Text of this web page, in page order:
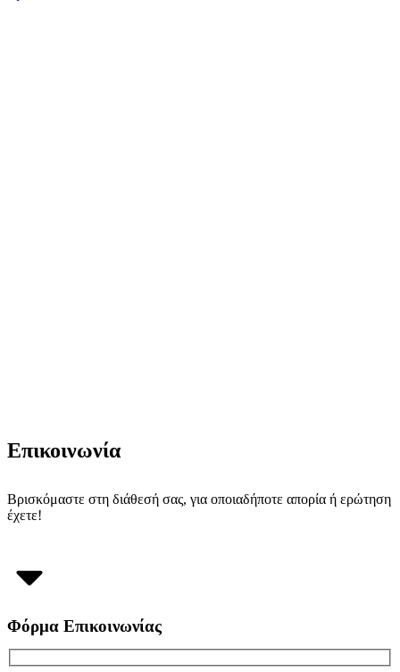
Επικοινωνία
Βρισκόμαστε στη διάθεσή σας, για οποιαδήποτε απορία ή ερώτηση
έχετε!
Φόρμα Επικοινωνίας